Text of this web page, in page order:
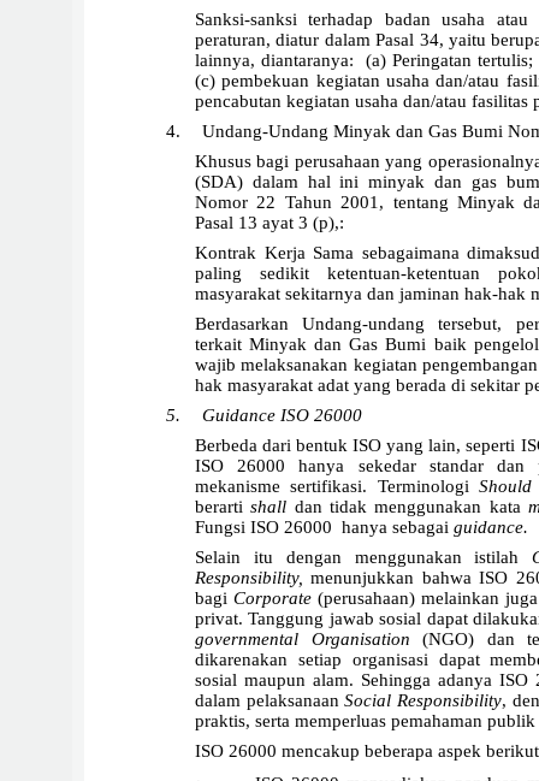
Sanksi-sanksi terhadap badan usaha
peraturan, diatur dalam Pasal 34, yaitu
lainnya, diantaranya:
(a) Peringatan
(c) pembekuan kegiatan usaha dan/atau
pencabutan kegiatan usaha dan/atau fasilitas
4.
Undang-Undang Minyak dan Gas Bumi
Khusus bagi perusahaan yang
(SDA) dalam hal ini minyak dan gas
Nomor 22 Tahun 2001, tentang Minyak
Pasal 13 ayat 3 (p),:
Kontrak Kerja Sama sebagaimana
paling sedikit
ketentuan-ketentuan
masyarakat sekitarnya dan jaminan hak-hak
Berdasarkan Undang-undang tersebut,
terkait Minyak dan Gas Bumi baik
wajib melaksanakan kegiatan
hak masyarakat adat yang berada di sekitar
5.
Guidance ISO 26000
Berbeda dari bentuk ISO yang lain, seperti
ISO 26000 hanya sekedar standar dan
mekanisme sertifikasi. Terminologi Should
berartishall dan tidak menggunakan kata
Fungsi ISO 26000 hanya sebagai guidance.
Selain itu dengan menggunakan istilah
Responsibility, menunjukkan bahwa ISO
bagi Corporate(perusahaan) melainkan
privat. Tanggung jawab sosial dapat
governmental Organisation (NGO) dan
dikarenakan setiap organisasi dapat
sosial maupun alam. Sehingga adanya
dalam pelaksanaanSocial Responsibility,
praktis, serta memperluas pemahaman
ISO 26000 mencakup beberapa aspek